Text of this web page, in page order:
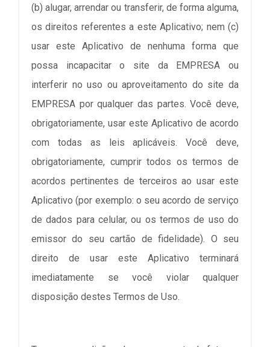
(b) alugar, arrendar ou transferir, de forma alguma,
os direitos referentes a este Aplicativo; nem (c)
usar este Aplicativo de nenhuma forma que
possa incapacitar o site da EMPRESA ou
interferir no uso ou aproveitamento do site da
EMPRESA por qualquer das partes. Você deve,
obrigatoriamente, usar este Aplicativo de acordo
com todas as leis aplicáveis. Você deve,
obrigatoriamente, cumprir todos os termos de
acordos pertinentes de terceiros ao usar este
Aplicativo (por exemplo: o seu acordo de serviço
de dados para celular, ou os termos de uso do
emissor do seu cartão de fidelidade). O seu
direito de usar este Aplicativo terminará
imediatamente se você violar qualquer
disposição destes Termos de Uso.